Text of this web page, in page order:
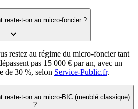
reste-t-on au micro-foncier ?
restez au régime du micro-foncier tant
pas 15 000 € par an, avec un
de 30 %, selon Service-Public.fr.
reste-t-on au micro-BIC (meublé classique)
?